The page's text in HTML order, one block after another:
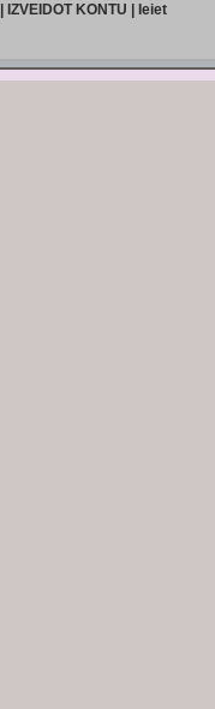
IZVEIDOT KONTU Ieiet